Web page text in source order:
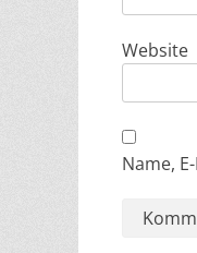
Website
Name,